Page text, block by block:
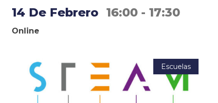
14 De Febrero 16:00 - 17:30
Online
Escuelas